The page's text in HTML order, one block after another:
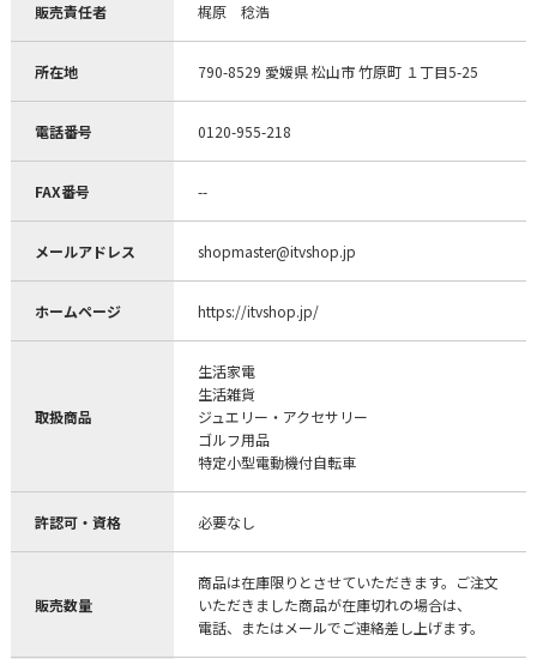
販売責任者 梶原 稔浩
所在地 790-8529 愛媛県 松山市 竹原町 １丁目5-25
電話番号 0120-955-218
FAX番号 --
メールアドレス shopmaster@itvshop.jp
ホームページ https://itvshop.jp/
取扱商品
生活家電
生活雑貨
ジュエリー・アクセサリー
ゴルフ用品
特定小型電動機付自転車
許認可・資格 必要なし
販売数量
商品は在庫限りとさせていただきます。ご注文
いただきました商品が在庫切れの場合は、
電話、またはメールでご連絡差し上げます。